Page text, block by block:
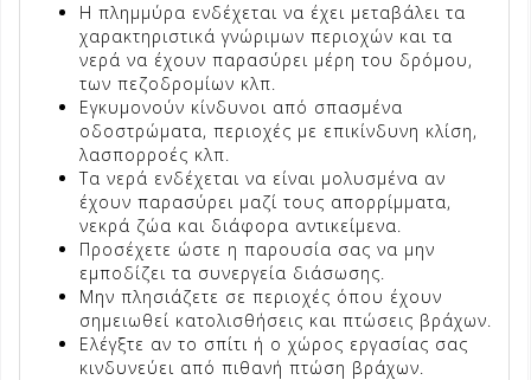
Η πλημμύρα ενδέχεται να έχει μεταβάλει τα
χαρακτηριστικά γνώριμων περιοχών και τα
νερά να έχουν παρασύρει μέρη του δρόμου,
των πεζοδρομίων κλπ.
Εγκυμονούν κίνδυνοι από σπασμένα
οδοστρώματα, περιοχές με επικίνδυνη κλίση,
λασπορροές κλπ.
Τα νερά ενδέχεται να είναι μολυσμένα αν
έχουν παρασύρει μαζί τους απορρίμματα,
νεκρά ζώα και διάφορα αντικείμενα.
Προσέχετε ώστε η παρουσία σας να μην
εμποδίζει τα συνεργεία διάσωσης.
Μην πλησιάζετε σε περιοχές όπου έχουν
σημειωθεί κατολισθήσεις και πτώσεις βράχων.
Ελέγξτε αν το σπίτι ή ο χώρος εργασίας σας
κινδυνεύει από πιθανή πτώση βράχων.